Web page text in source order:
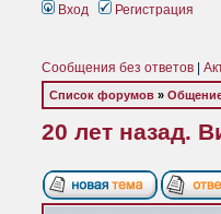
Вход Регистрация
Сообщения без ответов
Список форумов »
20 лет назад.